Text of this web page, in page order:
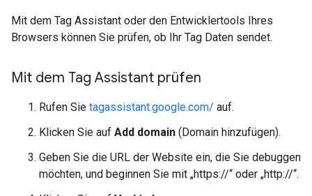
Mit dem Tag Assistant oder den Entwicklertools Ihres
Browsers können Sie prüfen, ob Ihr Tag Daten sendet.
Mit dem Tag Assistant prüfen
Rufen Sie tagassistant.google.com/ auf.
Klicken Sie auf Add domain (Domain hinzufügen).
Geben Sie die URL der Website ein, die Sie debuggen
möchten, und beginnen Sie mit „https://“ oder „http://“.